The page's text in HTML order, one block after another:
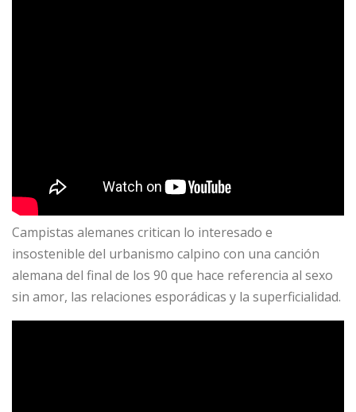
Campistas alemanes critican lo interesado e
insostenible del urbanismo calpino con una canción
alemana del final de los 90 que hace referencia al sexo
sin amor, las relaciones esporádicas y la superficialidad.